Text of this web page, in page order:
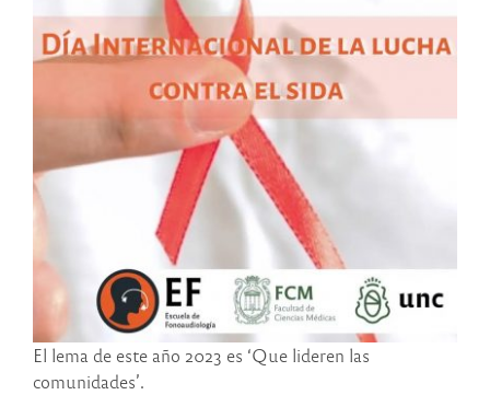
El lema de este año 2023 es ‘Que lideren las
comunidades’.